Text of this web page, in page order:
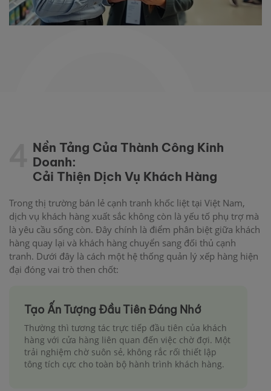
Nền Tảng Của Thành Công Kinh
Doanh:
Cải Thiện Dịch Vụ Khách Hàng
Trong thị trường bán lẻ cạnh tranh khốc liệt tại Việt Nam,
dịch vụ khách hàng xuất sắc không còn là yếu tố phụ trợ mà
là yêu cầu sống còn. Đây chính là điểm phân biệt giữa khách
hàng quay lại và khách hàng chuyển sang đối thủ cạnh
tranh. Dưới đây là cách một hệ thống quản lý xếp hàng hiện
đại đóng vai trò then chốt:
Tạo Ấn Tượng Đầu Tiên Đáng Nhớ
Thường thì tương tác trực tiếp đầu tiên của khách
hàng với cửa hàng liên quan đến việc chờ đợi. Một
trải nghiệm chờ suôn sẻ, không rắc rối thiết lập
tông tích cực cho toàn bộ hành trình khách hàng.